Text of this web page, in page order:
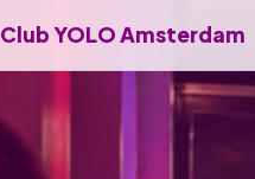
Club YOLO Amsterdam